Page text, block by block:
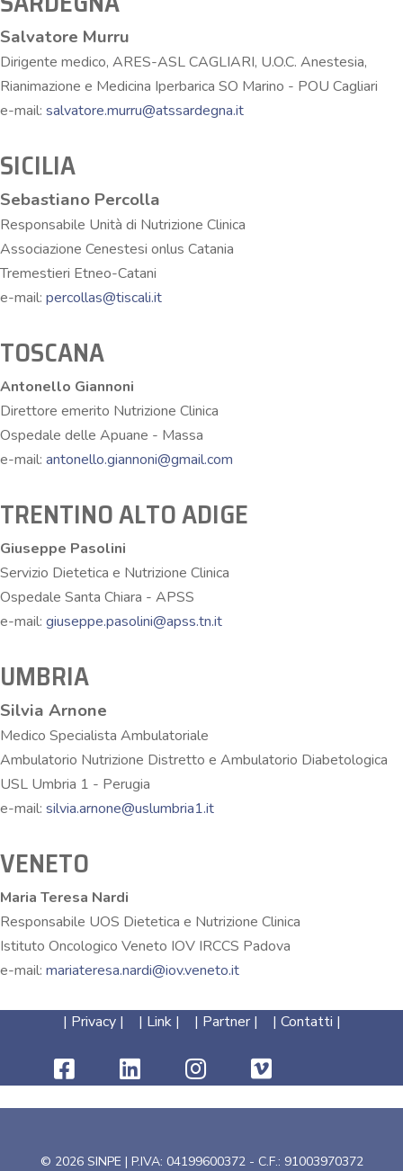
Salvatore Murru
Dirigente medico, ARES-ASL CAGLIARI, U.O.C. Anestesia,
Rianimazione e Medicina Iperbarica SO Marino - POU Cagliari
e-mail: salvatore.murru@atssardegna.it
SICILIA
Sebastiano Percolla
Responsabile Unità di Nutrizione Clinica
Associazione Cenestesi onlus Catania
Tremestieri Etneo-Catani
e-mail: percollas@tiscali.it
TOSCANA
Antonello Giannoni
Direttore emerito Nutrizione Clinica
Ospedale delle Apuane - Massa
e-mail: antonello.giannoni@gmail.com
TRENTINO ALTO ADIGE
Giuseppe Pasolini
Servizio Dietetica e Nutrizione Clinica
Ospedale Santa Chiara - APSS
e-mail: giuseppe.pasolini@apss.tn.it
UMBRIA
Silvia Arnone
Medico Specialista Ambulatoriale
Ambulatorio Nutrizione Distretto e Ambulatorio Diabetologica
USL Umbria 1 - Perugia
e-mail: silvia.arnone@uslumbria1.it
VENETO
Maria Teresa Nardi
Responsabile UOS Dietetica e Nutrizione Clinica
Istituto Oncologico Veneto IOV IRCCS Padova
e-mail: mariateresa.nardi@iov.veneto.it
| Privacy| | Link| | Partner| | Contatti |
© 2026 SINPE | P.IVA: 04199600372 - C.F.: 91003970372